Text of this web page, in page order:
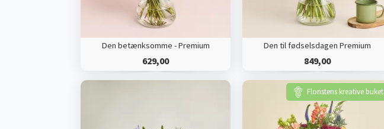
Den betænksomme - Premium
629,00
Den til fødselsdagen Premium
849,00
Floristens kreative buket